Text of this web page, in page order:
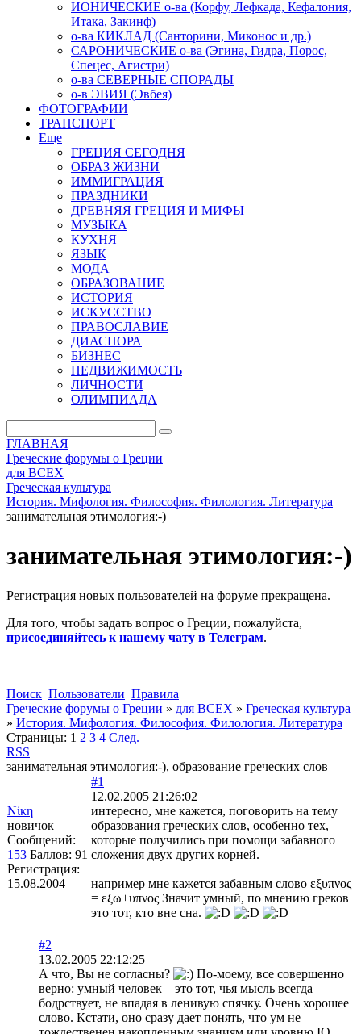
ИОНИЧЕСКИЕ о-ва (Корфу, Лефкада, Кефалония,
Итака, Закинф)
о-ва КИКЛАД (Санторини, Миконос и др.)
САРОНИЧЕСКИЕ о-ва (Эгина, Гидра, Порос,
Спецес, Агистри)
о-ва СЕВЕРНЫЕ СПОРАДЫ
о-в ЭВИЯ (Эвбея)
ФОТОГРАФИИ
ТРАНСПОРТ
Еще
ГРЕЦИЯ СЕГОДНЯ
ОБРАЗ ЖИЗНИ
ИММИГРАЦИЯ
ПРАЗДНИКИ
ДРЕВНЯЯ ГРЕЦИЯ И МИФЫ
МУЗЫКА
КУХНЯ
ЯЗЫК
МОДА
ОБРАЗОВАНИЕ
ИСТОРИЯ
ИСКУССТВО
ПРАВОСЛАВИЕ
ДИАСПОРА
БИЗНЕС
НЕДВИЖИМОСТЬ
ЛИЧНОСТИ
ОЛИМПИАДА
ГЛАВНАЯ
Греческие форумы о Греции
для ВСЕХ
Греческая культура
История. Мифология. Философия. Филология. Литература
занимательная этимология:-)
занимательная этимология:-)
Регистрация новых пользователей на форуме прекращена.
Для того, чтобы задать вопрос о Греции, пожалуйста,
присоединяйтесь к нашему чату в Телеграм.
Поиск Пользователи Правила
Греческие форумы о Греции » для ВСЕХ » Греческая культура
» История. Мифология. Философия. Филология. Литература
Страницы: 1 2 3 4 След.
RSS
занимательная этимология:-), образование греческих слов
Νίκη
новичок
Сообщений:
153 Баллов: 91
Регистрация:
15.08.2004
#1
12.02.2005 21:26:02
интересно, мне кажется, поговорить на тему
образования греческих слов, особенно тех,
которые получились при помощи забавного
сложения двух других корней.
например мне кажется забавным слово εξυπνος
= εξω+υπνος Значит умный, по мнению греков
это тот, кто вне сна.
#2
13.02.2005 22:12:25
А что, Вы не согласны?
По-моему, все совершенно
верно: умный человек – это тот, чья мысль всегда
бодрствует, не впадая в ленивую спячку. Очень хорошее
слово. Кстати, оно сразу дает понять, что ум не